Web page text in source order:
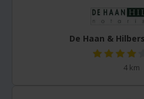
De Haan &
4 km